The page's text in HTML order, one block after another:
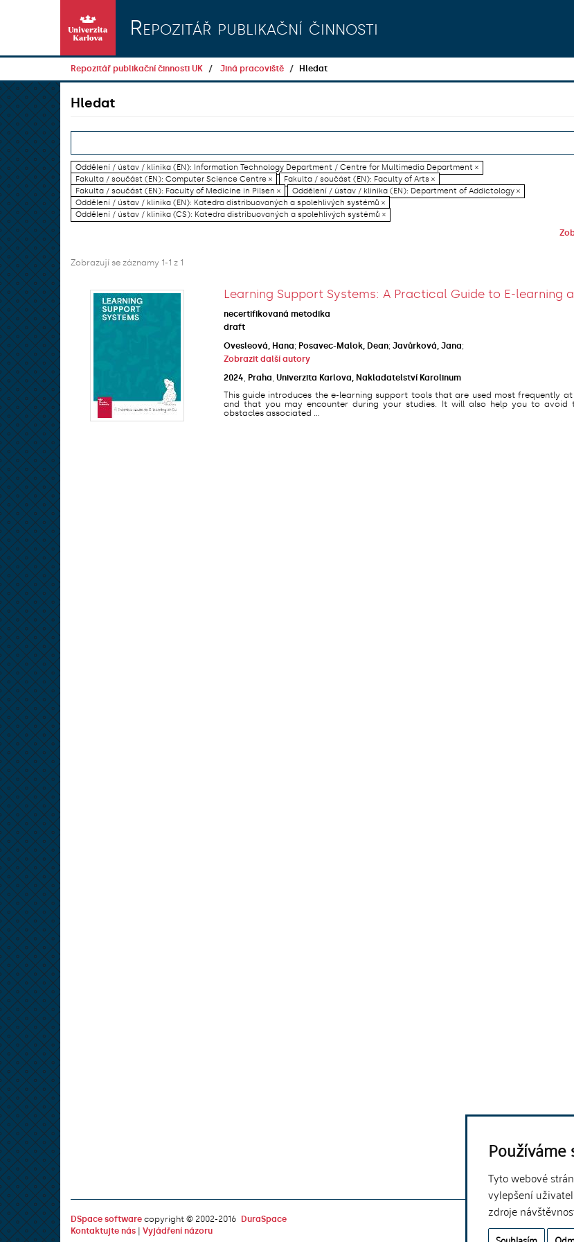
Tyto webové
vylepšení
zdroje
Repozitář publikační činnosti
Repozitář publikační činnosti UK Jiná pracoviště Hledat
Hledat
Oddělení / ústav / klinika (EN): Information Technology Department / Centre for Multimedia Department ×
Fakulta / součást (EN): Computer Science Centre ×
Fakulta / součást (EN): Faculty of Arts ×
Fakulta / součást (EN): Faculty of Medicine in Pilsen ×
Oddělení / ústav / klinika (EN): Department of Addictology ×
Oddělení / ústav / klinika (EN): Katedra distribuovaných a spolehlivých systémů ×
Oddělení / ústav / klinika (CS): Katedra distribuovaných a spolehlivých systémů ×
Zobrazují se záznamy 1-1 z 1
Learning Support Systems: A Practical Guide to E-learning
necertifikovaná metodika
draft
Ovesleová, Hana; Posavec-Malok, Dean; Javůrková, Jana;
Zobrazit další autory
2024
Praha Univerzita Karlova, Nakladatelství Karolinum
This guide introduces the e-learning support tools that are used most frequently at
and that you may encounter during your studies. It will also help you to avoid
obstacles associated ...
DSpace software copyright © 2002-2016
DuraSpace
Kontaktujte nás
Vyjádření názoru